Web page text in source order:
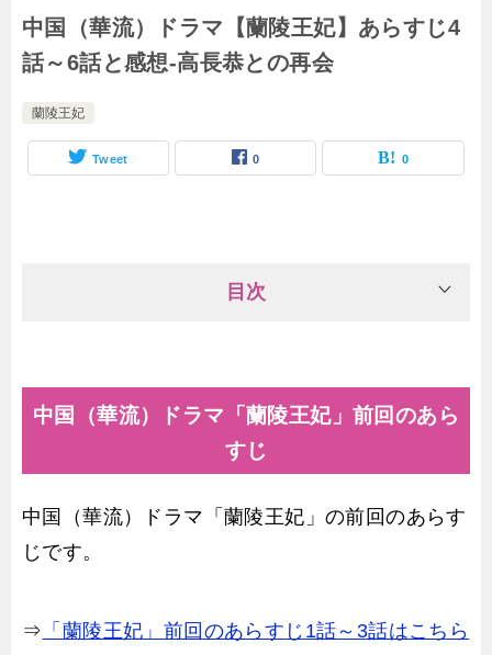
中国（華流）ドラマ【蘭陵王妃】あらすじ4
話～6話と感想-高長恭との再会
蘭陵王妃
Tweet 0 0
目次
中国（華流）ドラマ「蘭陵王妃」前回のあら
すじ
中国（華流）ドラマ「蘭陵王妃」の前回のあらす
じです。
⇒ 「蘭陵王妃」前回のあらすじ1話～3話はこちら